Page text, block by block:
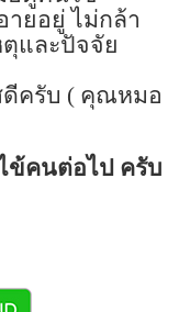
ายอยู่ ไม่กล้า
และปัจจัย
ครับ ( คุณหมอ
ข้คนต่อไป ครับ